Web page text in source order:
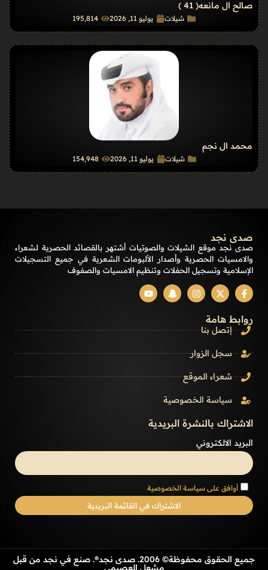
صالح ال مانعه( 41 )
شيلات يوليو 11, 2026 195٬814
محمد ال نجم
شيلات يوليو 11, 2026 154٬948
صدى نجد
صدى نجد موقع الشيلات والصوتيات أشتهر بالقصائد الحصرية لشعراء
والامسيات الحصرية وأصدار الألبومات الشعرية في جميع التسجيلات
الإسلامية وتسجيل الحفلات وتنظيم الامسيات والصفوف
روابط هامة
إتصل بنا
سجل الزوار
شعراء الموقع
سياسة الخصوصية
الاشتراك بالنشرة البريدية
البريد الالكتروني
أوافق على سياسة الخصوصية
جميع الحقوق محفوظة© 2006. صدى نجد®. صنع في نجد من قبل
مشعل العصيمي